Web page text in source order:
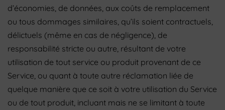
d’économies, de données, aux coûts de remplacement
ou tous dommages similaires, qu’ils soient contractuels,
délictuels (même en cas de négligence), de
responsabilité stricte ou autre, résultant de votre
utilisation de tout service ou produit provenant de ce
Service, ou quant à toute autre réclamation liée de
quelque manière que ce soit à votre utilisation du Service
ou de tout produit, incluant mais ne se limitant à toute